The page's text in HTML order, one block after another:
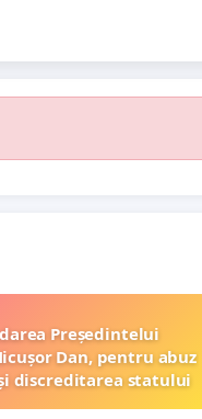
Președintelui
Dan, pentru abuz
discreditarea statului